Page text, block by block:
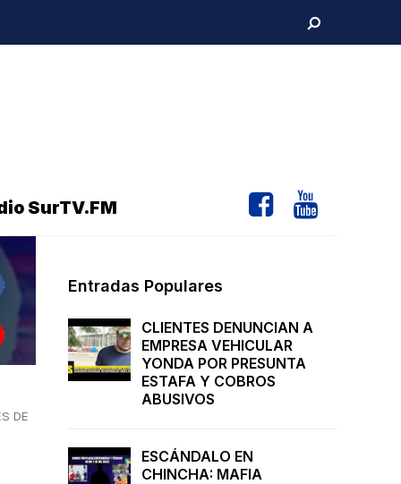
SurTV.FM
DE
Entradas Populares
CLIENTES DENUNCIAN A
EMPRESA VEHICULAR
YONDA POR PRESUNTA
ESTAFA Y COBROS
ABUSIVOS
ESCÁNDALO EN
CHINCHA: MAFIA